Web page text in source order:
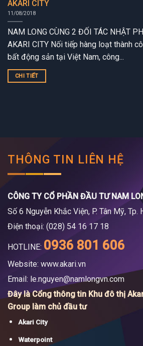
AKARI CITY
11/08/2018
NAM LONG CÙNG 2 ĐỐI TÁC NHẬT
AKARI CITY Nối tiếp hàng loạt thành
bất động sản tại Việt Nam, công...
CHI TIẾT
THÔNG TIN LIÊN HỆ
CÔNG TY CỔ PHẦN ĐẦU TƯ NAM
Số 6 Nguyễn Khắc Viện, P. Tân Mỹ, Tp.
Điện thoại: (028) 54 16 17 18
HOTLINE: 0936 801 606
Website: www.akari.vn
Email: le.nguyen@namlongvn.com
Đây là Cổng thông tin Khu đô thị
Group làm chủ đầu tư
Akari City
Waterpoint